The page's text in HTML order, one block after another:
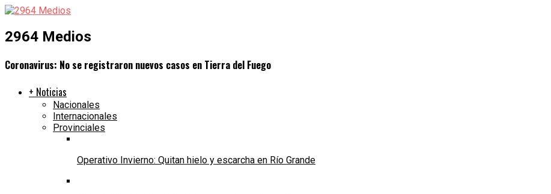
2964 Medios
Coronavirus: No se registraron nuevos casos en Tierra del Fuego
+ Noticias
Nacionales
Internacionales
Provinciales
Operativo Invierno: Quitan hielo y escarcha en Río Grande